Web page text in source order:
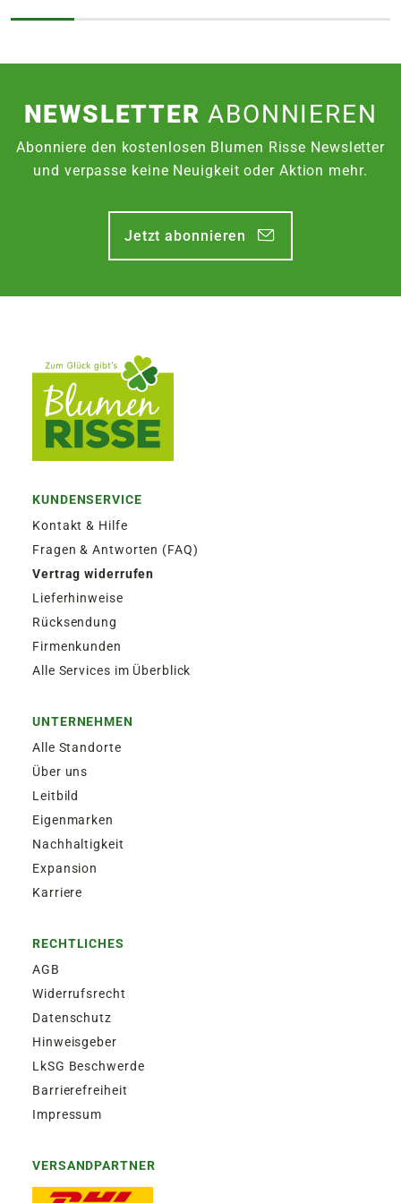
NEWSLETTERABONNIEREN
Abonniere den kostenlosen Blumen Risse Newsletter
und verpasse keine Neuigkeit oder Aktion mehr.
Jetzt abonnieren
KUNDENSERVICE
Kontakt & Hilfe
Fragen & Antworten (FAQ)
Vertrag widerrufen
Lieferhinweise
Rücksendung
Firmenkunden
Alle Services im Überblick
UNTERNEHMEN
Alle Standorte
Über uns
Leitbild
Eigenmarken
Nachhaltigkeit
Expansion
Karriere
RECHTLICHES
AGB
Widerrufsrecht
Datenschutz
Hinweisgeber
LkSG Beschwerde
Barrierefreiheit
Impressum
VERSANDPARTNER